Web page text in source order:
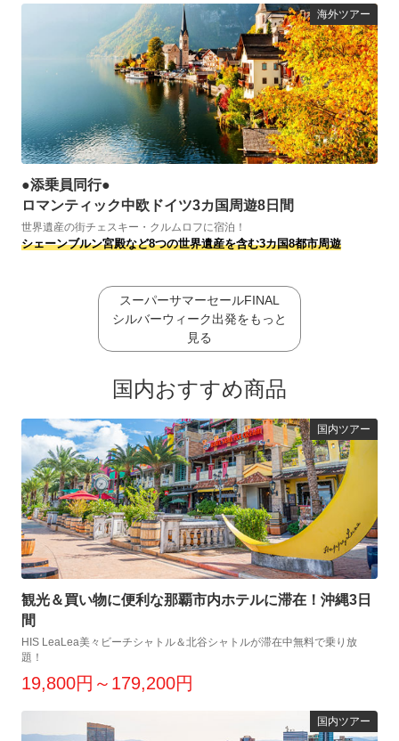
海外ツアー
●添乗員同行●
ロマンティック中欧ドイツ3カ国周遊8日間
世界遺産の街チェスキー・クルムロフに宿泊！
シェーンブルン宮殿など8つの世界遺産を含む3カ国8都市周遊
スーパーサマーセールFINAL
シルバーウィーク出発をもっと
見る
国内おすすめ商品
国内ツアー
観光＆買い物に便利な那覇市内ホテルに滞在！沖縄3日
間
HIS LeaLea美々ビーチシャトル＆北谷シャトルが滞在中無料で乗り放
題！
19,800円～179,200円
国内ツアー